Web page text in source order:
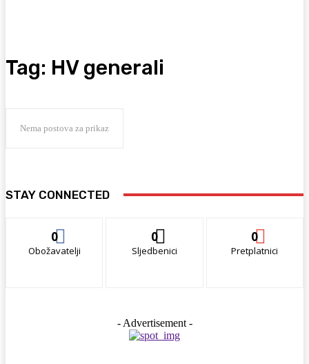
Tag: HV generali
Nema postova za prikaz
STAY CONNECTED
0
Obožavatelji
0
Sljedbenici
0
Pretplatnici
- Advertisement -